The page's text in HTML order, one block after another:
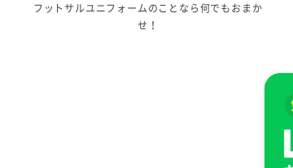
フットサルユニフォームのことなら何でもおまか
せ！